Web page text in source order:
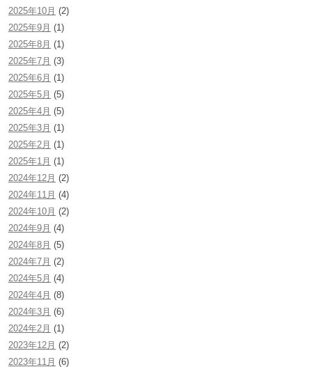
2025年10月 (2)
2025年9月 (1)
2025年8月 (1)
2025年7月 (3)
2025年6月 (1)
2025年5月 (5)
2025年4月 (5)
2025年3月 (1)
2025年2月 (1)
2025年1月 (1)
2024年12月 (2)
2024年11月 (4)
2024年10月 (2)
2024年9月 (4)
2024年8月 (5)
2024年7月 (2)
2024年5月 (4)
2024年4月 (8)
2024年3月 (6)
2024年2月 (1)
2023年12月 (2)
2023年11月 (6)